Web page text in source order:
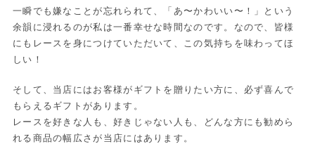
一瞬でも嫌なことが忘れられて、「あ〜かわいい〜！」という
余韻に浸れるのが私は一番幸せな時間なのです。なので、皆様
にもレースを身につけていただいて、この気持ちを味わってほ
しい！
そして、当店にはお客様がギフトを贈りたい方に、必ず喜んで
もらえるギフトがあります。
レースを好きな人も、好きじゃない人も、どんな方にも勧めら
れる商品の幅広さが当店にはあります。